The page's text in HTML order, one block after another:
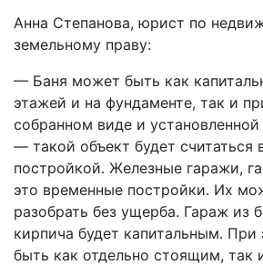
Анна Степанова, юрист по
земельному праву:
— Баня может быть как
этажей и на фундаменте, так и
собранном виде и
— такой объект будет считаться
постройкой. Железные гаражи,
это временные постройки. Их
разобрать без ущерба. Гараж из
кирпича будет капитальным.
быть как отдельно стоящим, так